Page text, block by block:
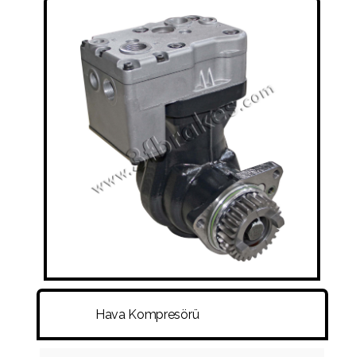
RAKOR VE HORTUMLAR
DISK - KAMPANA - PORYA - BIJON
Hava Kompresörü